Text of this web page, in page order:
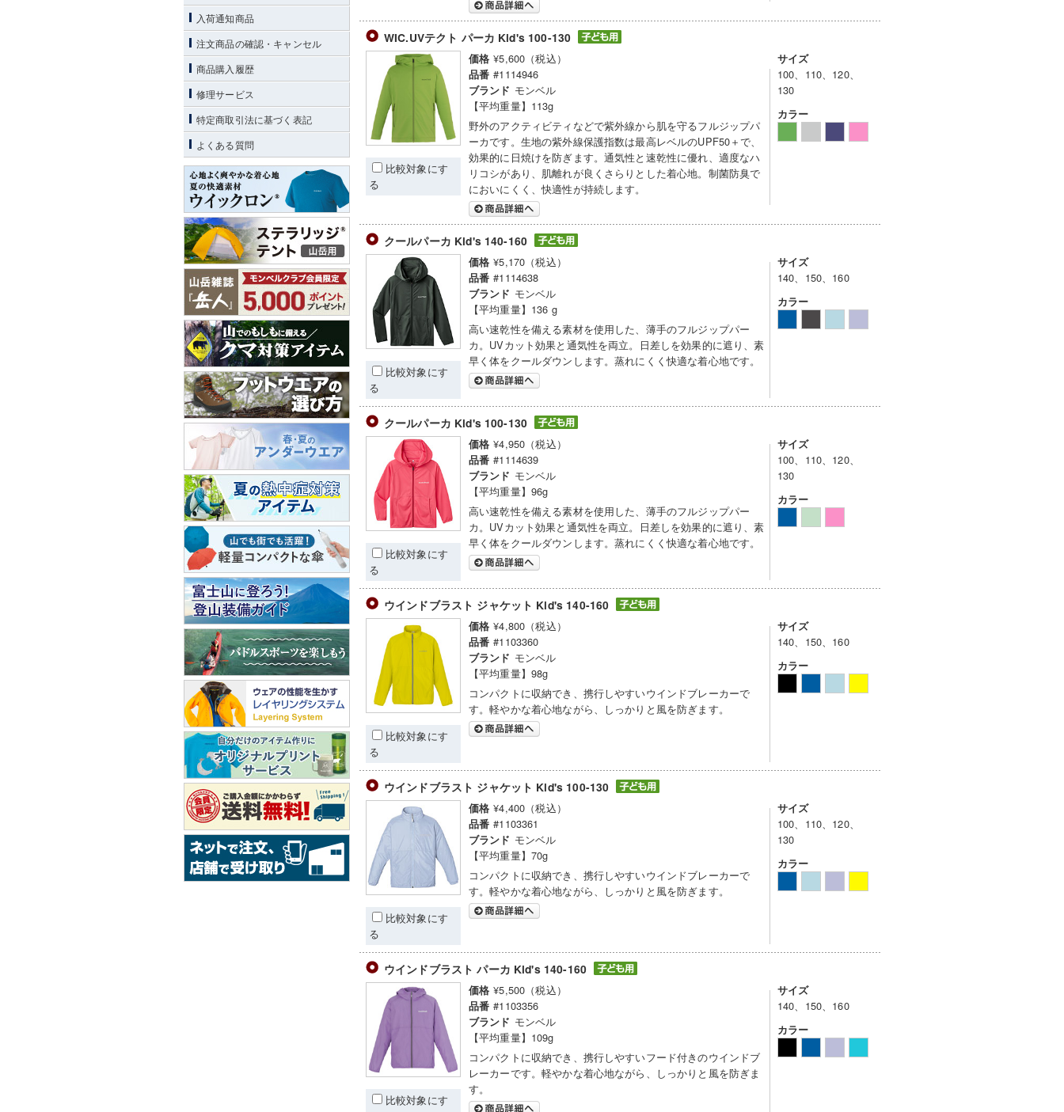
WIC.UVテクト パーカ Kid's 100-130
比較対象にす
る
価格 ¥5,600（税込）
品番 #1114946
ブランド モンベル
【平均重量】113g
野外のアクティビティなどで紫外線から肌を守るフルジップパ
ーカです。生地の紫外線保護指数は最高レベルのUPF50＋で、
効果的に日焼けを防ぎます。通気性と速乾性に優れ、適度なハ
リコシがあり、肌離れが良くさらりとした着心地。制菌防臭で
においにくく、快適性が持続します。
サイズ
100、110、120、
130
カラー
クールパーカ Kid's 140-160
比較対象にす
る
価格 ¥5,170（税込）
品番 #1114638
ブランド モンベル
【平均重量】136 g
高い速乾性を備える素材を使用した、薄手のフルジップパー
カ。UVカット効果と通気性を両立。日差しを効果的に遮り、素
早く体をクールダウンします。蒸れにくく快適な着心地です。
サイズ
140、150、160
カラー
クールパーカ Kid's 100-130
比較対象にす
る
価格 ¥4,950（税込）
品番 #1114639
ブランド モンベル
【平均重量】96g
高い速乾性を備える素材を使用した、薄手のフルジップパー
カ。UVカット効果と通気性を両立。日差しを効果的に遮り、素
早く体をクールダウンします。蒸れにくく快適な着心地です。
サイズ
100、110、120、
130
カラー
ウインドブラスト ジャケット Kid's 140-160
比較対象にす
る
価格 ¥4,800（税込）
品番 #1103360
ブランド モンベル
【平均重量】98g
コンパクトに収納でき、携行しやすいウインドブレーカーで
す。軽やかな着心地ながら、しっかりと風を防ぎます。
サイズ
140、150、160
カラー
ウインドブラスト ジャケット Kid's 100-130
比較対象にす
る
価格 ¥4,400（税込）
品番 #1103361
ブランド モンベル
【平均重量】70g
コンパクトに収納でき、携行しやすいウインドブレーカーで
す。軽やかな着心地ながら、しっかりと風を防ぎます。
サイズ
100、110、120、
130
カラー
ウインドブラスト パーカ Kid's 140-160
比較対象にす
価格 ¥5,500（税込）
品番 #1103356
ブランド モンベル
【平均重量】109g
コンパクトに収納でき、携行しやすいフード付きのウインドブ
レーカーです。軽やかな着心地ながら、しっかりと風を防ぎま
す。
サイズ
140、150、160
カラー
入荷通知商品
注文商品の確認・キャンセル
商品購入履歴
修理サービス
特定商取引法に基づく表記
よくある質問